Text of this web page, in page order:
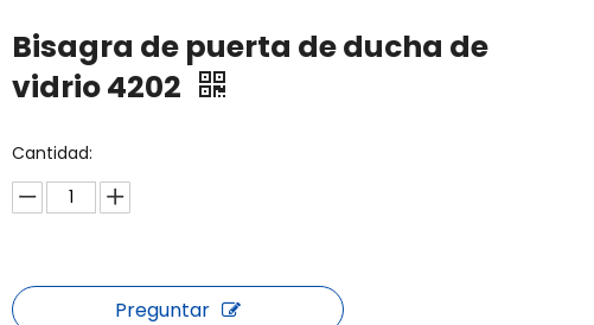
Bisagra de puerta de ducha de
vidrio 4202
Cantidad:
Preguntar